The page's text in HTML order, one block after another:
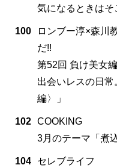
気になるときはそ
100
ロンブー淳×森川
だ!!
第52回 負け美女
出会いレスの日
編〉」
102 COOKING
3月のテーマ「煮
104
セレブライフ